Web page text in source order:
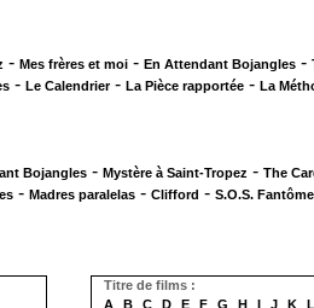
- Mes frères et moi - En Attendant Bojangles -
- Le Calendrier- La Pièce rapportée - La
Bojangles - Mystère à Saint-Tropez - The
- Madres paralelas - Clifford - S.O.S.
Titre de films :
A
B C D E F G H I J K L